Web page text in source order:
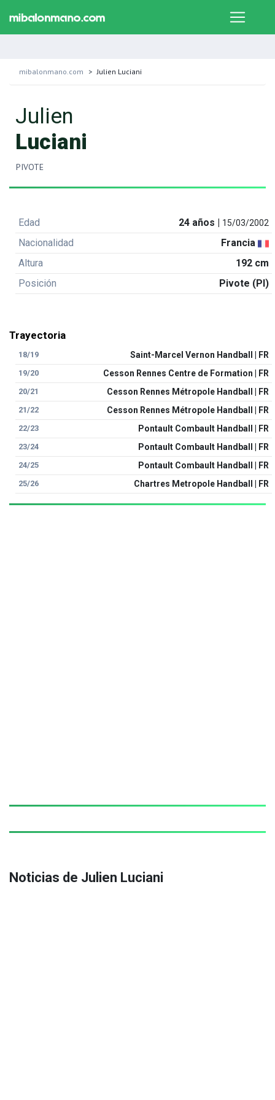
mibalonmano.com Julien Luciani
Julien
Luciani
PIVOTE
Edad 24 años | 15/03/2002
Nacionalidad
Francia
Altura
192 cm
Posición
Pivote (PI)
Trayectoria
18/19 Saint-Marcel Vernon Handball | FR
19/20 Cesson Rennes Centre de Formation | FR
20/21 Cesson Rennes Métropole Handball | FR
21/22 Cesson Rennes Métropole Handball | FR
22/23 Pontault Combault Handball | FR
23/24 Pontault Combault Handball | FR
24/25 Pontault Combault Handball | FR
25/26 Chartres Metropole Handball | FR
Noticias de Julien Luciani